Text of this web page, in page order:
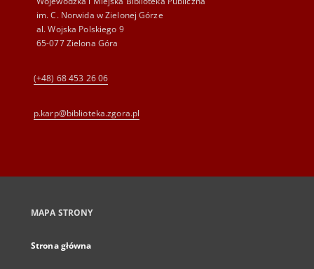
im. C. Norwida w Zielonej Górze
al. Wojska Polskiego 9
65-077 Zielona Góra
(+48) 68 453 26 06
p.karp@biblioteka.zgora.pl
MAPA STRONY
Strona główna